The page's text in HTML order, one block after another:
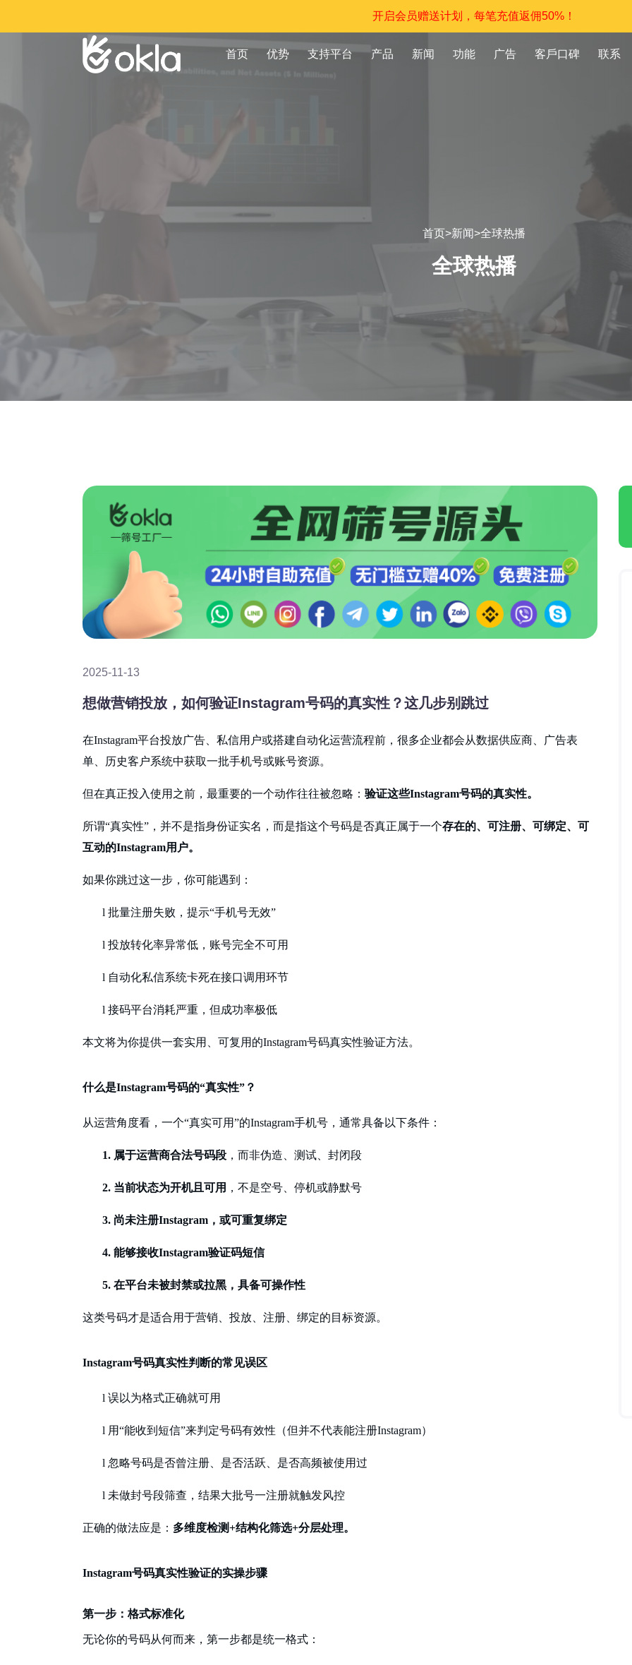
开启会员赠送计划，每笔充值返佣50%！
首页 优势 支持平台 产品 新闻 功能 广告 客戶口碑 联系
首页>新闻>全球热播
全球热播
2025-11-13
想做营销投放，如何验证Instagram号码的真实性？这几步别跳过
在Instagram平台投放广告、私信用户或搭建自动化运营流程前，很多企业都会从数据供应商、广告表
单、历史客户系统中获取一批手机号或账号资源。
但在真正投入使用之前，最重要的一个动作往往被忽略： 验证这些Instagram号码的真实性。
所谓“真实性”，并不是指身份证实名，而是指这个号码是否真正属于一个存在的、可注册、可绑定、可
互动的Instagram用户。
如果你跳过这一步，你可能遇到：
l 批量注册失败，提示“手机号无效”
l 投放转化率异常低，账号完全不可用
l 自动化私信系统卡死在接口调用环节
l 接码平台消耗严重，但成功率极低
本文将为你提供一套实用、可复用的Instagram号码真实性验证方法。
什么是Instagram号码的“真实性”？
从运营角度看，一个“真实可用”的Instagram手机号，通常具备以下条件：
1. 属于运营商合法号码段 ，而非伪造、测试、封闭段
2. 当前状态为开机且可用 ，不是空号、停机或静默号
3. 尚未注册Instagram，或可重复绑定
4. 能够接收Instagram验证码短信
5. 在平台未被封禁或拉黑，具备可操作性
这类号码才是适合用于营销、投放、注册、绑定的目标资源。
Instagram号码真实性判断的常见误区
l 误以为格式正确就可用
l 用“能收到短信”来判定号码有效性（但并不代表能注册Instagram）
l 忽略号码是否曾注册、是否活跃、是否高频被使用过
l 未做封号段筛查，结果大批号一注册就触发风控
正确的做法应是： 多维度检测+结构化筛选+分层处理。
Instagram号码真实性验证的实操步骤
第一步：格式标准化
无论你的号码从何而来，第一步都是统一格式：